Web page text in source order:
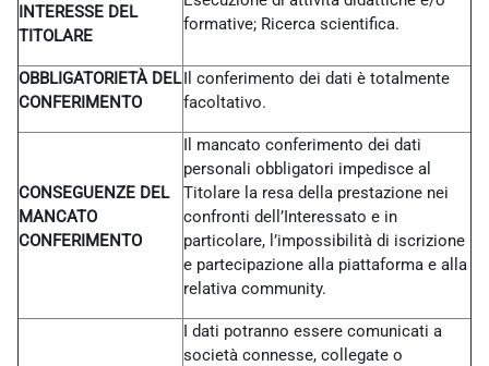
INTERESSE DEL
TITOLARE
formative; Ricerca scientifica.
OBBLIGATORIETÀ DEL
CONFERIMENTO
Il conferimento dei dati è totalmente
facoltativo.
CONSEGUENZE DEL
MANCATO
CONFERIMENTO
Il mancato conferimento dei dati
personali obbligatori impedisce al
Titolare la resa della prestazione nei
confronti dell’Interessato e in
particolare, l’impossibilità di iscrizione
e partecipazione alla piattaforma e alla
relativa community.
I dati potranno essere comunicati a
società connesse, collegate o